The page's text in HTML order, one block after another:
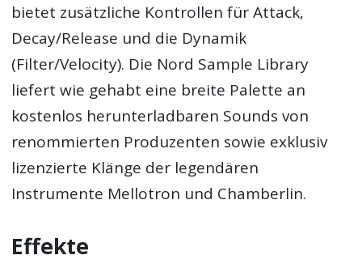
bietet zusätzliche Kontrollen für Attack,
Decay/Release und die Dynamik
(Filter/Velocity). Die Nord Sample Library
liefert wie gehabt eine breite Palette an
kostenlos herunterladbaren Sounds von
renommierten Produzenten sowie exklusiv
lizenzierte Klänge der legendären
Instrumente Mellotron und Chamberlin.
Effekte